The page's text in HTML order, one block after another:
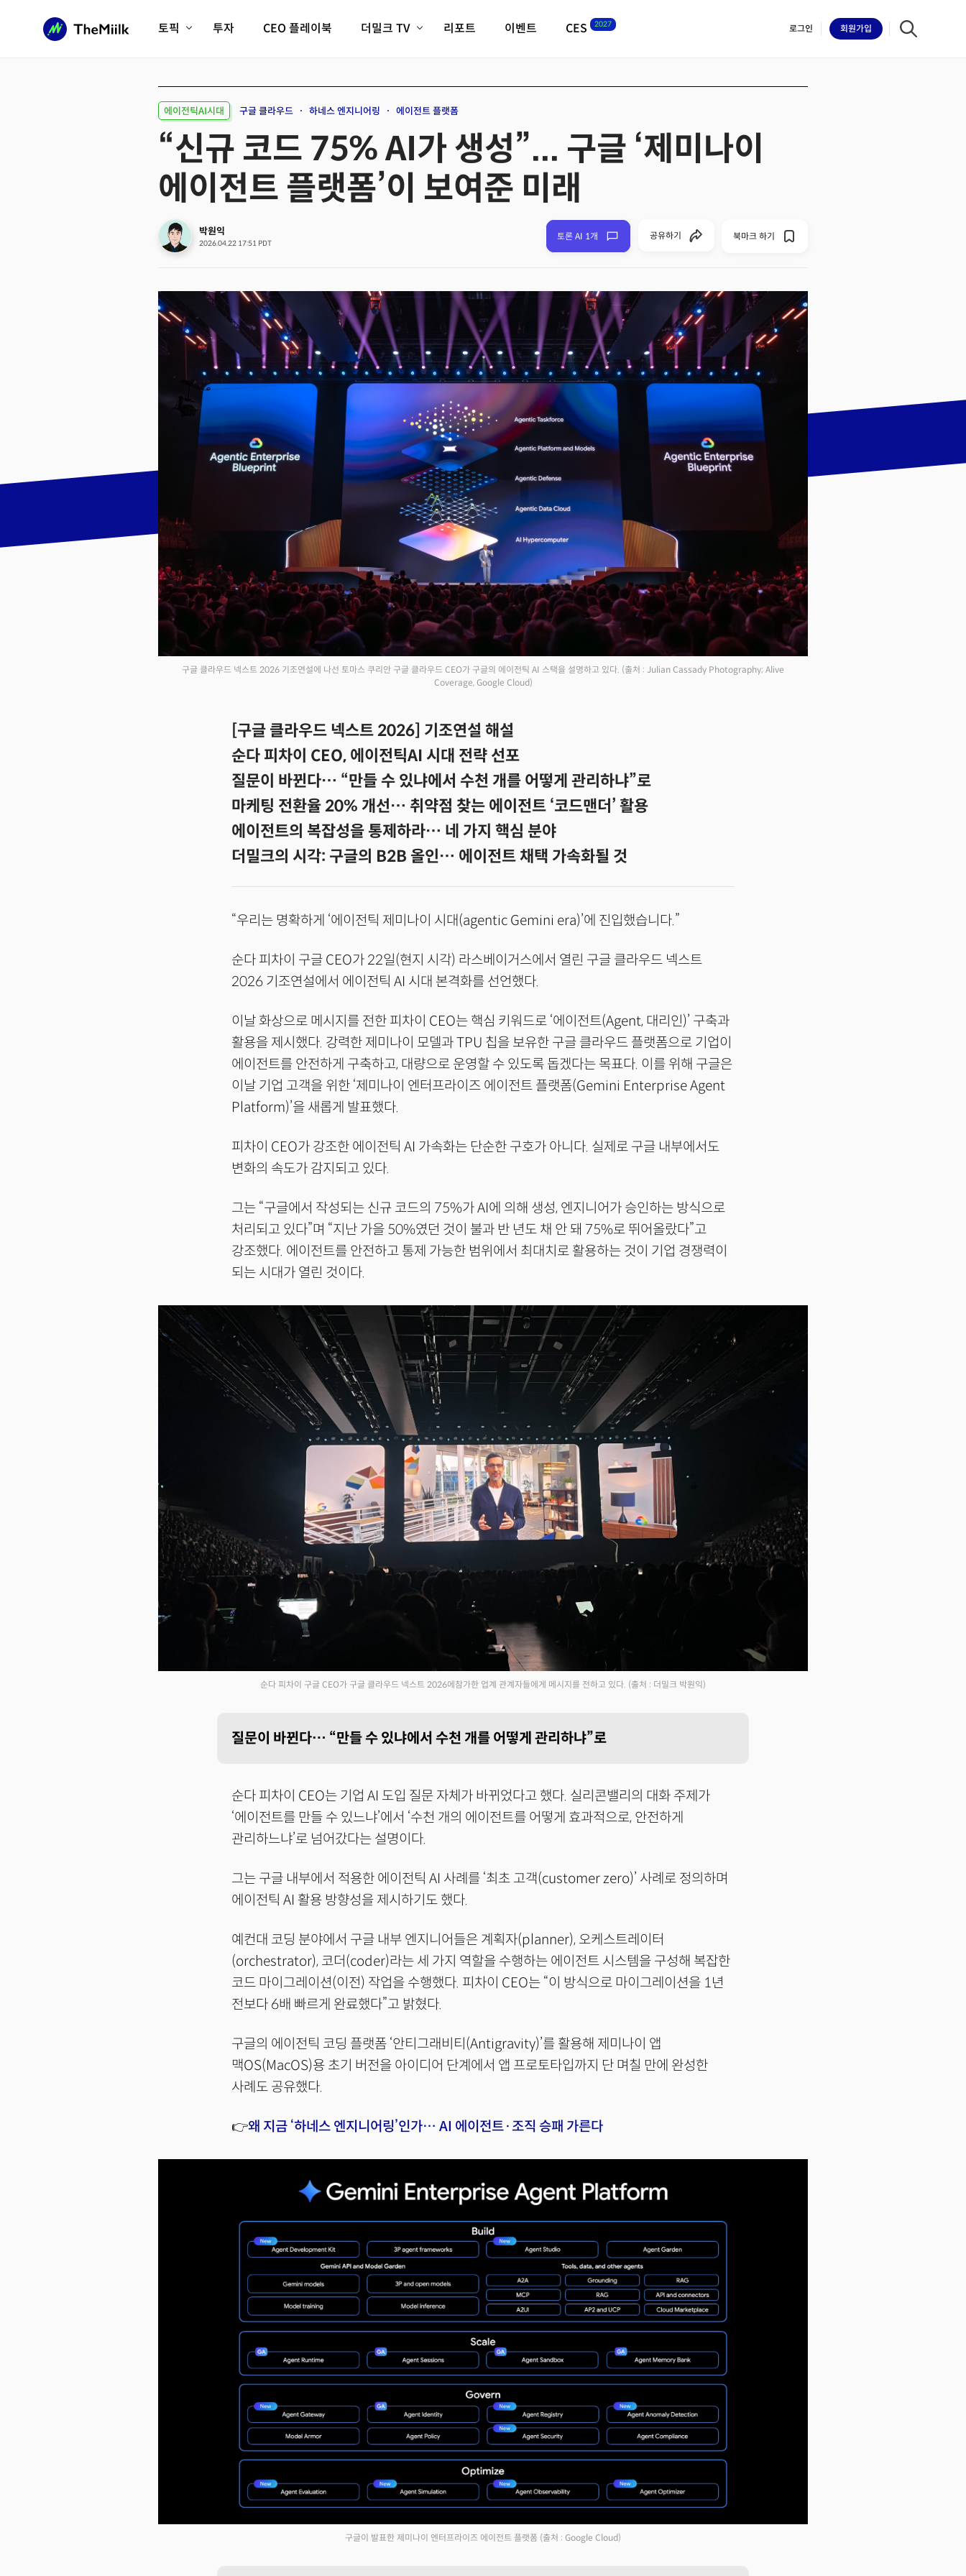
토픽
피지컬AI/로봇
AX비즈니스혁명
디지털자산
미래 교육/직업
전체 기사 보기
투자 CEO 플레이북 더밀크 TV
크리스의 뉴욕 시그널
더밀크 아카데미
더웨이브/트렌드쇼
리포트 이벤트 CES 2027
필드 가이드
CES2027 with TheMiilk
로그인 회원가입
에이전틱AI시대 구글 클라우드 하네스 엔지니어링 에이전트 플랫폼
“신규 코드 75% AI가 생성”... 구글 ‘제미나이
에이전트 플랫폼’이 보여준 미래
박원익
2026.04.22 17:51 PDT
토론 AI 1개 공유하기
Facebook Twitter Kakaotalk LinkedIn
북마크 하기
구글 클라우드 넥스트 2026 기조연설에 나선 토마스 쿠리안 구글 클라우드 CEO가 구글의 에이전틱 AI 스택을 설명하고 있다. (출처 : Julian Cassady Photography; Alive
Coverage, Google Cloud)
[구글 클라우드 넥스트 2026] 기조연설 해설
순다 피차이 CEO, 에이전틱AI 시대 전략 선포
질문이 바뀐다… “만들 수 있냐에서 수천 개를 어떻게 관리하냐”로
마케팅 전환율 20% 개선… 취약점 찾는 에이전트 ‘코드맨더’ 활용
에이전트의 복잡성을 통제하라… 네 가지 핵심 분야
더밀크의 시각: 구글의 B2B 올인… 에이전트 채택 가속화될 것
“우리는 명확하게 ‘에이전틱 제미나이 시대(agentic Gemini era)’에 진입했습니다.”
순다 피차이 구글 CEO가 22일(현지 시각) 라스베이거스에서 열린 구글 클라우드 넥스트
2026 기조연설에서 에이전틱 AI 시대 본격화를 선언했다.
이날 화상으로 메시지를 전한 피차이 CEO는 핵심 키워드로 ‘에이전트(Agent, 대리인)’ 구축과
활용을 제시했다. 강력한 제미나이 모델과 TPU 칩을 보유한 구글 클라우드 플랫폼으로 기업이
에이전트를 안전하게 구축하고, 대량으로 운영할 수 있도록 돕겠다는 목표다. 이를 위해 구글은
이날 기업 고객을 위한 ‘제미나이 엔터프라이즈 에이전트 플랫폼(Gemini Enterprise Agent
Platform)’을 새롭게 발표했다.
피차이 CEO가 강조한 에이전틱 AI 가속화는 단순한 구호가 아니다. 실제로 구글 내부에서도
변화의 속도가 감지되고 있다.
그는 “구글에서 작성되는 신규 코드의 75%가 AI에 의해 생성, 엔지니어가 승인하는 방식으로
처리되고 있다”며 “지난 가을 50%였던 것이 불과 반 년도 채 안 돼 75%로 뛰어올랐다”고
강조했다. 에이전트를 안전하고 통제 가능한 범위에서 최대치로 활용하는 것이 기업 경쟁력이
되는 시대가 열린 것이다.
순다 피차이 구글 CEO가 구글 클라우드 넥스트 2026에참가한 업계 관계자들에게 메시지를 전하고 있다. (출처 : 더밀크 박원익)
질문이 바뀐다… “만들 수 있냐에서 수천 개를 어떻게 관리하냐”로
순다 피차이 CEO는 기업 AI 도입 질문 자체가 바뀌었다고 했다. 실리콘밸리의 대화 주제가
‘에이전트를 만들 수 있느냐’에서 ‘수천 개의 에이전트를 어떻게 효과적으로, 안전하게
관리하느냐’로 넘어갔다는 설명이다.
그는 구글 내부에서 적용한 에이전틱 AI 사례를 ‘최초 고객(customer zero)’ 사례로 정의하며
에이전틱 AI 활용 방향성을 제시하기도 했다.
예컨대 코딩 분야에서 구글 내부 엔지니어들은 계획자(planner), 오케스트레이터
(orchestrator), 코더(coder)라는 세 가지 역할을 수행하는 에이전트 시스템을 구성해 복잡한
코드 마이그레이션(이전) 작업을 수행했다. 피차이 CEO는 “이 방식으로 마이그레이션을 1년
전보다 6배 빠르게 완료했다”고 밝혔다.
구글의 에이전틱 코딩 플랫폼 ‘안티그래비티(Antigravity)’를 활용해 제미나이 앱
맥OS(MacOS)용 초기 버전을 아이디어 단계에서 앱 프로토타입까지 단 며칠 만에 완성한
사례도 공유했다.
👉왜 지금 ‘하네스 엔지니어링’인가… AI 에이전트·조직 승패 가른다
구글이 발표한 제미나이 엔터프라이즈 에이전트 플랫폼 (출처 : Google Cloud)